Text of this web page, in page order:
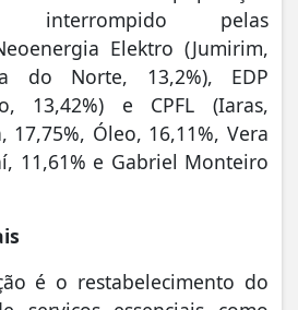
interrompido pelas
Elektro (Jumirim,
do Norte, 13,2%), EDP
13,42%) e CPFL (Iaras,
17,75%, Óleo, 16,11%, Vera
11,61% e Gabriel Monteiro
é o restabelecimento do